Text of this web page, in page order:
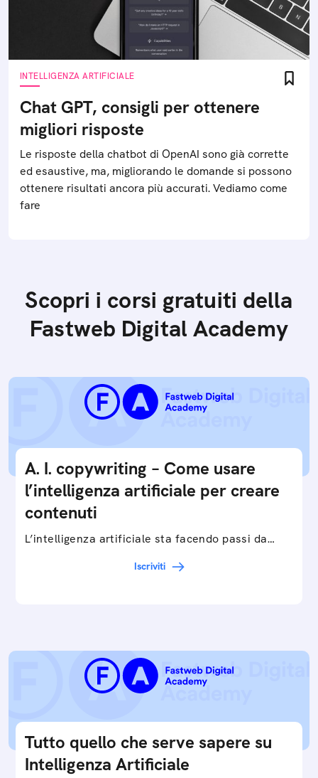
INTELLIGENZA ARTIFICIALE
Chat GPT, consigli per ottenere
migliori risposte
Le risposte della chatbot di OpenAI sono già corrette
ed esaustive, ma, migliorando le domande si possono
ottenere risultati ancora più accurati. Vediamo come
fare
Scopri i corsi gratuiti della
Fastweb Digital Academy
A. I. copywriting – Come usare
l’intelligenza artificiale per creare
contenuti
L’intelligenza artificiale sta facendo passi da
interpretazione dei big data ai chatbot e virtual…
Iscriviti
Tutto quello che serve sapere su
Intelligenza Artificiale